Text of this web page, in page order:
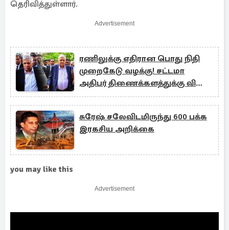
தெரிவித்துள்ளார்.
Advertisement
ரணிலுக்கு எதிரான பொது நிதி
முறைகேடு வழக்கு! சட்டமா
அதிபர் திணைக்களத்துக்கு விசேட
உத்தரவு
சுரேஷ் சலேவிடமிருந்து 600 பக்க
இரகசிய அறிக்கை
you may like this
Advertisement